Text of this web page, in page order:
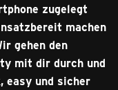
zugelegt
machen
gehen den
mit dir durch und
easy und sicher